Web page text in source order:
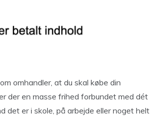
omhandler, at du skal købe din
der en masse frihed forbundet med dét
det er i skole, på arbejde eller noget helt